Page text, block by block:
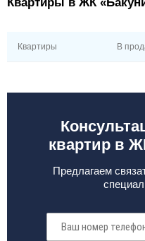
Квартиры В
квартир в
Предлагаем